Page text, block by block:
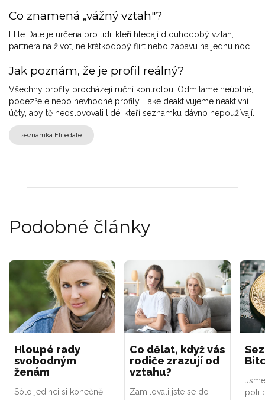
Co znamená „vážný vztah"?
Elite Date je určena pro lidi, kteří hledají dlouhodobý vztah,
partnera na život, ne krátkodobý flirt nebo zábavu na jednu noc.
Jak poznám, že je profil reálný?
Všechny profily procházejí ruční kontrolou. Odmítáme neúplné,
podezřelé nebo nevhodné profily. Také deaktivujeme neaktivní
účty, aby tě neoslovovali lidé, kteří seznamku dávno nepoužívají.
seznamka Elitedate
Podobné články
Hloupé rady
svobodným
ženám
Sólo jedinci si konečně
Co dělat, když vás
rodiče zrazují od
vztahu?
Zamilovali jste se do
poli